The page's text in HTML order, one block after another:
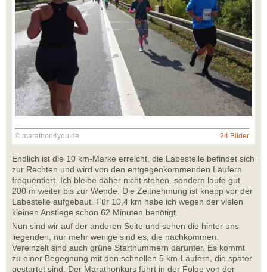
© marathon4you.de 24 Bilder
Endlich ist die 10 km-Marke erreicht, die Labestelle befindet sich
zur Rechten und wird von den entgegenkommenden Läufern
frequentiert. Ich bleibe daher nicht stehen, sondern laufe gut
200 m weiter bis zur Wende. Die Zeitnehmung ist knapp vor der
Labestelle aufgebaut. Für 10,4 km habe ich wegen der vielen
kleinen Anstiege schon 62 Minuten benötigt.
Nun sind wir auf der anderen Seite und sehen die hinter uns
liegenden, nur mehr wenige sind es, die nachkommen.
Vereinzelt sind auch grüne Startnummern darunter. Es kommt
zu einer Begegnung mit den schnellen 5 km-Läufern, die später
gestartet sind. Der Marathonkurs führt in der Folge von der